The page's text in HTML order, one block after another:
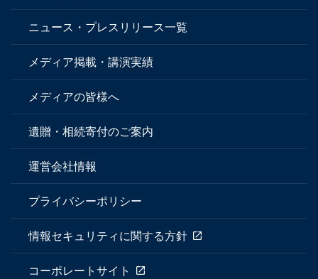
ニュース・プレスリリース一覧
メディア掲載・講演実績
メディアの皆様へ
遺贈・相続寄付のご案内
運営会社情報
プライバシーポリシー
情報セキュリティに関する方針
コーポレートサイト